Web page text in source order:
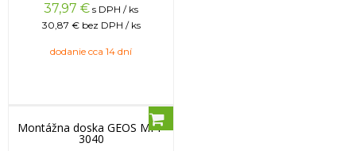
37,97 € s DPH / ks
30,87 € bez DPH / ks
dodanie cca 14 dní
Montážna doska GEOS MPI-
3040